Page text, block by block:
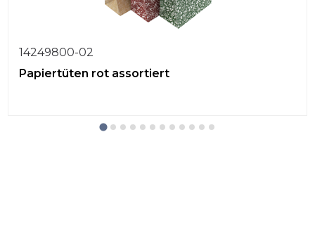
14249800-02
Papiertüten rot assortiert